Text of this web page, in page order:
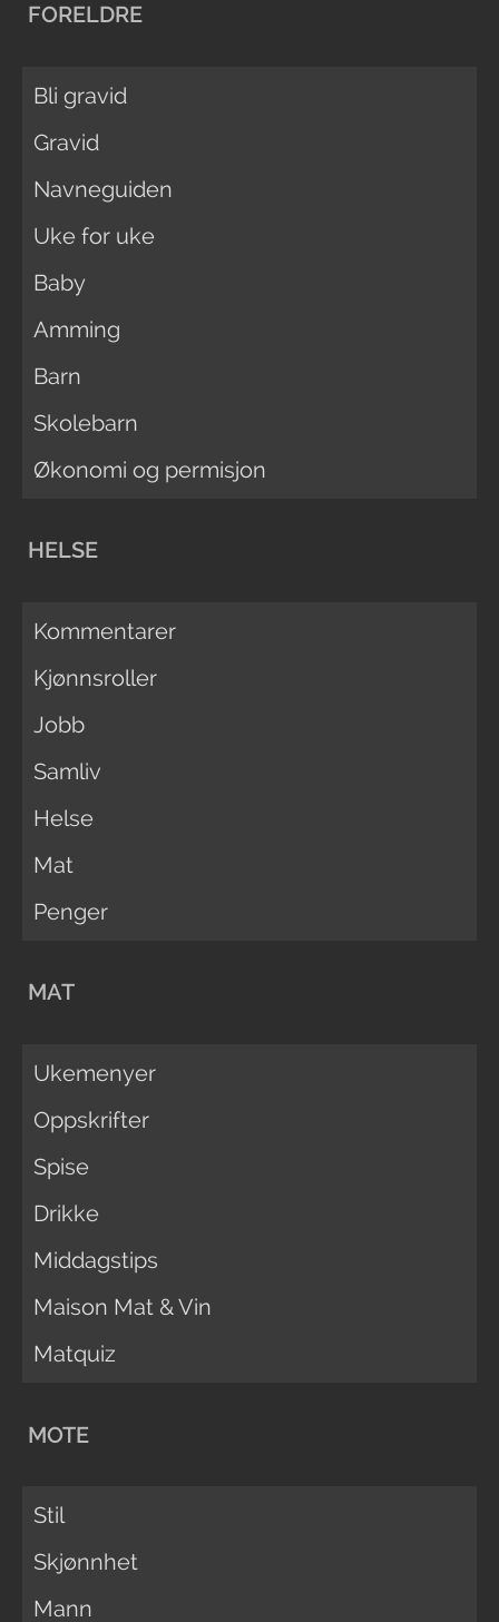
FORELDRE
Bli gravid
Gravid
Navneguiden
Uke for uke
Baby
Amming
Barn
Skolebarn
Økonomi og permisjon
HELSE
Kommentarer
Kjønnsroller
Jobb
Samliv
Helse
Mat
Penger
MAT
Ukemenyer
Oppskrifter
Spise
Drikke
Middagstips
Maison Mat & Vin
Matquiz
MOTE
Stil
Skjønnhet
Mann